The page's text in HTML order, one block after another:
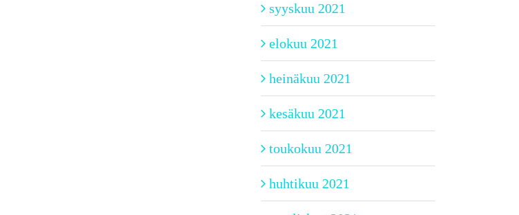
syyskuu 2021
elokuu 2021
heinäkuu 2021
kesäkuu 2021
toukokuu 2021
huhtikuu 2021